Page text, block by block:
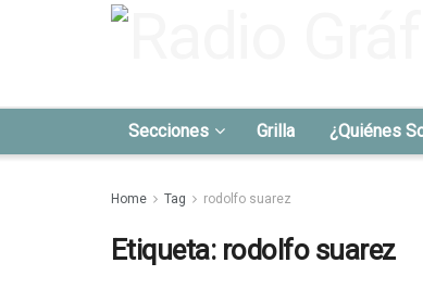
Secciones Grilla ¿Quiénes
Home Tag rodolfo suarez
Etiqueta: rodolfo suarez